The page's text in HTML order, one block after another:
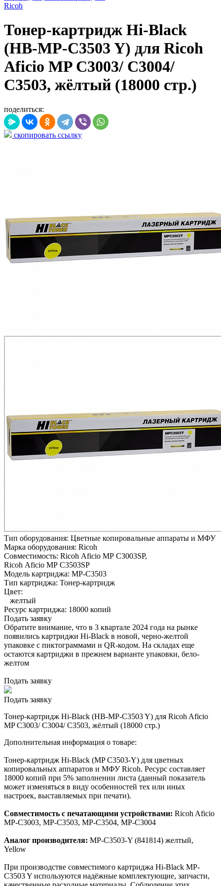
Ricoh
Тонер-картридж Hi-Black
(HB-MP-C3503 Y) для Ricoh
Aficio MP C3003/ C3004/
C3503, жёлтый (18000 стр.)
поделиться:
скопировать ссылку
Тип оборудования: Цветные копировальные аппараты и МФУ
Марка оборудования: Ricoh
Совместимость: Ricoh Aficio MP C3003SP,
Ricoh Aficio MP C3503SP
Модель картриджа: MP-C3503
Тип картриджа: Тонер-картридж
Цвет:
желтый
Ресурс картриджа: 18000 копий
Подать заявку
Обратите внимание, что в 3 квартале 2024 года на рынке
появились картриджи Hi-Black в новой, черно-желтой
упаковке с пиктограммами и QR-кодом. На складах еще
остаются картриджи в прежнем варианте упаковки, бело-
желтом
Подать заявку
Подать заявку
Тонер-картридж Hi-Black (HB-MP-C3503 Y) для Ricoh Aficio
MP C3003/ C3004/ C3503, жёлтый (18000 стр.)
Дополнительная информация о товаре:
Тонер-картридж Hi-Black (MP C3503-Y) для цветных
копировальных аппаратов и МФУ Ricoh. Ресурс составляет
18000 копий при 5% заполнении листа (данный показатель
может изменяться в виду особенностей тех или иных
настроек, выставляемых при печати).
Совместимость с печатающими устройствами: Ricoh Aficio
MP-C3003, MP-C3503, MP-C3504, MP-C3004
Аналог производителя: MP-C3503-Y (841814) желтый,
Yellow
При производстве совместимого картриджа Hi-Black MP-
C3503 Y используются надёжные комплектующие, запчасти,